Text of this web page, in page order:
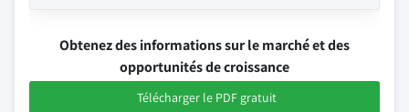
Obtenez des informations sur le marché et des
opportunités de croissance
Télécharger le PDF gratuit